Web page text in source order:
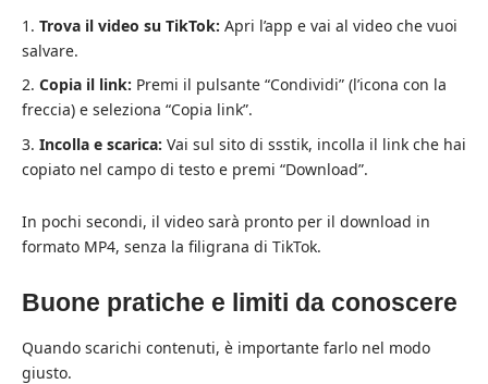
Trova il video su TikTok: Apri l’app e vai al video che vuoi
salvare.
Copia il link: Premi il pulsante “Condividi” (l’icona con la
freccia) e seleziona “Copia link”.
Incolla e scarica: Vai sul sito di ssstik, incolla il link che hai
copiato nel campo di testo e premi “Download”.
In pochi secondi, il video sarà pronto per il download in
formato MP4, senza la filigrana di TikTok.
Buone pratiche e limiti da conoscere
Quando scarichi contenuti, è importante farlo nel modo
giusto.